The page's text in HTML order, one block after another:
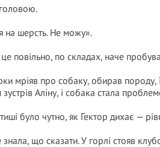
на шерсть. Не можу».
повільно, по складах, наче
мріяв про собаку, обирав породу,
зустрів Аліну, і собака стала
було чутно, як Гектор дихає —
знала, що сказати. У горлі стояв